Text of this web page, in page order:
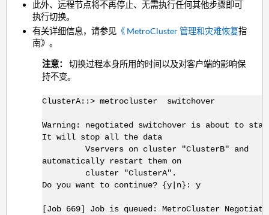
此外、远程节点将不再停止、无需执行任何其他步骤即可
执行切换。
有关详细信息，请参见 《 MetroCluster 管理和灾难恢复指
南》。
注意：
切换过程本身所用的时间以及对客户端的影响保
持不变。
ClusterA::> metrocluster switchover
Warning: negotiated switchover is about to
It will stop all the data
Vservers on cluster "ClusterB" and
automatically restart them on
cluster "ClusterA".
Do you want to continue? {y|n}: y
[Job 669] Job is queued: MetroCluster